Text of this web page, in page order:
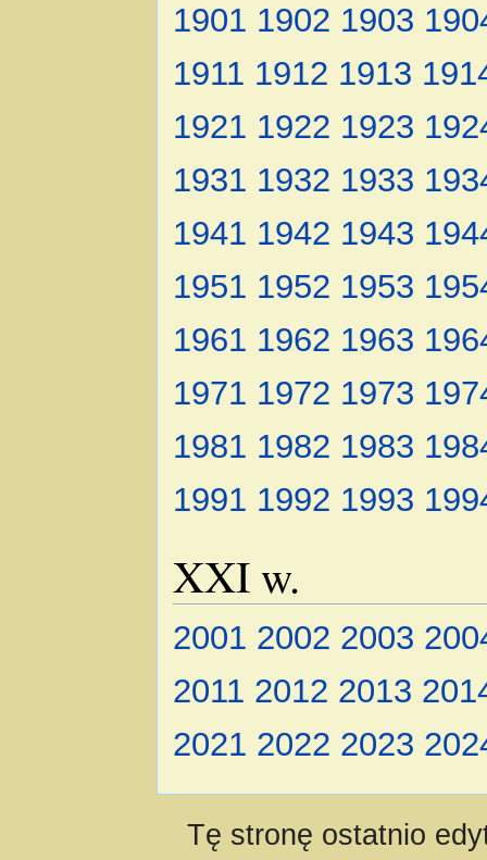
1901 1902 1903
1911 1912 1913
1921 1922 1923
1931 1932 1933
1941 1942 1943
1951 1952 1953
1961 1962 1963
1971 1972 1973
1981 1982 1983
1991 1992 1993
XXI w.
2001 2002 2003
2011 2012 2013
2021 2022 2023
Tę stronę ostatnio